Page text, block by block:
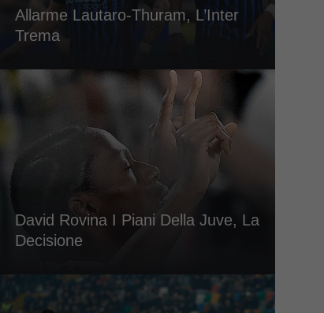
Allarme Lautaro-Thuram, L’Inter
Trema
David Rovina I Piani Della Juve, La
Decisione